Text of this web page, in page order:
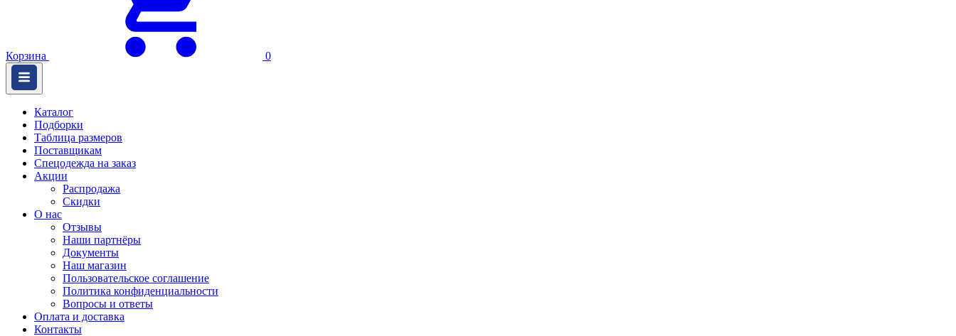
Корзина 0
Каталог
Подборки
Таблица размеров
Поставщикам
Спецодежда на заказ
Акции
Распродажа
Скидки
О нас
Отзывы
Наши партнёры
Документы
Наш магазин
Пользовательское соглашение
Политика конфиденциальности
Вопросы и ответы
Оплата и доставка
Контакты